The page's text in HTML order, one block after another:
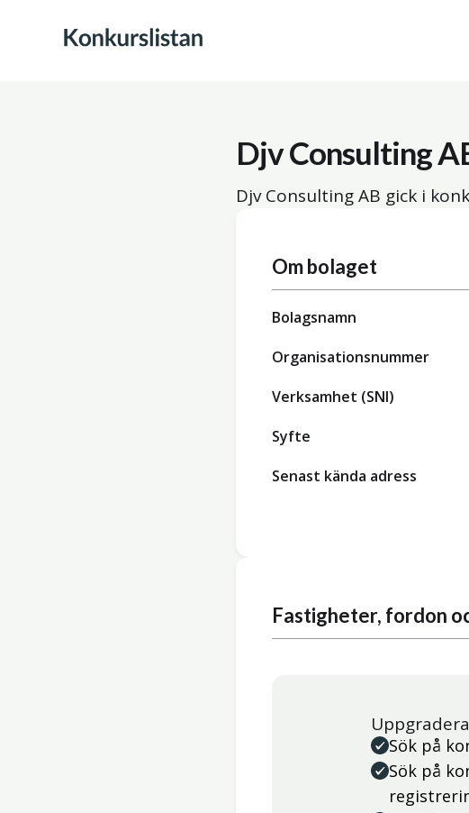
Djv Consulting
Djv Consulting AB gick i
Om bolaget
Bolagsnamn
Organisationsnummer
Verksamhet (SNI)
Syfte
Senast kända adress
Fastigheter, fordon
Sök på
Sök på